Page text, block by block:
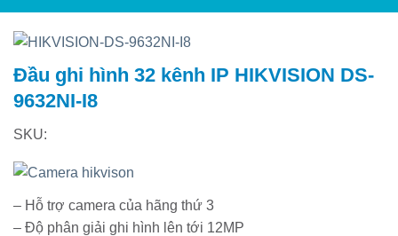
Đầu ghi hình 32 kênh IP HIKVISION DS-
9632NI-I8
SKU:
– Hỗ trợ camera của hãng thứ 3
– Độ phân giải ghi hình lên tới 12MP